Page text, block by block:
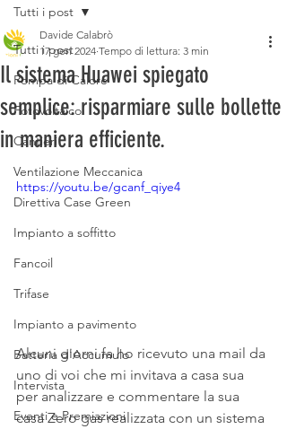
Tutti i post
Pompa di Calore
Fotovoltaico
Cantieri
Ventilazione Meccanica
Direttiva Case Green
Impianto a soffitto
Fancoil
Trifase
Impianto a pavimento
Batteria d'Accumulo
Intervista
Eventi e Premiazioni
Tutti i post
Il sistema Huawei spiegato
semplice: risparmiare sulle bollette
in maniera efficiente.
Davide Calabrò
17 gen 2024 Tempo di lettura: 3 min
https://youtu.be/gcanf_qiye4
Alcuni giorni fa ho ricevuto una mail da
uno di voi che mi invitava a casa sua
per analizzare e commentare la sua
casa Zero gas realizzata con un sistema